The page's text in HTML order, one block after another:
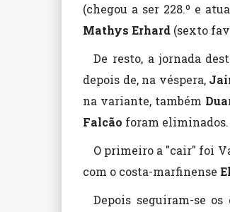
(chegou a ser 228.º e
Mathys Erhard (sexto
De resto, a jornada
depois de, na véspera,
na variante, também
Falcão foram eliminados.
O primeiro a "cair" foi
com o costa-marfinense
Depois seguiram-se